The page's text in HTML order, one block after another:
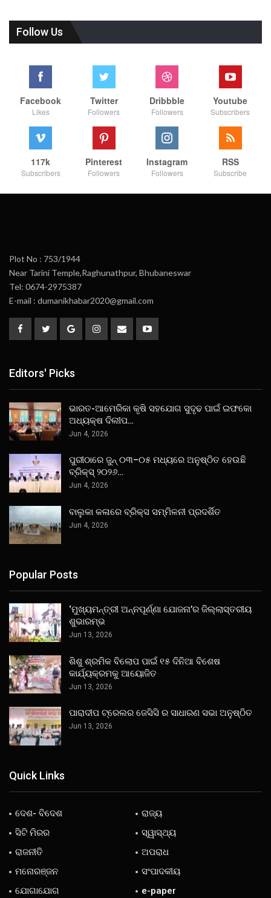
Follow Us
Facebook
Likes
Twitter
Followers
Dribbble
Followers
Youtube
Subscribers
117k
Subscribers
Pinterest
Followers
Instagram
Followers
RSS
Subscribe
Plot No : 753/1944
Near Tarini Temple,Raghunathpur, Bhubaneswar
Tel: 0674-2975387
E-mail : dumanikhabar2020@gmail.com
Editors' Picks
ଭାରତ-ଆମେରିକା କୃଷି ସହଯୋଗ ସୁଦୃଢ ପାଇଁ ଇଫକୋ
ଅଧ୍ୟକ୍ଷ ଦିଲୀପ…
Jun 4, 2026
ପୁରୀଠାରେ ଜୁନ୍ ୦୩–୦୫ ମଧ୍ୟରେ ଅନୁଷ୍ଠିତ ହେଉଛି
ବ୍ରିକ୍ସ୍ ୨୦୨୬…
Jun 4, 2026
ବାଲୁକା କଳାରେ ବ୍ରିକ୍ସ ସମ୍ମିଳନୀ ପ୍ରଦର୍ଶିତ
Jun 4, 2026
Popular Posts
‘ମୁଖ୍ୟମନ୍ତ୍ରୀ ଅନ୍ନପୂର୍ଣ୍ଣା ଯୋଜନା’ର ଜିଲ୍ଲାସ୍ତରୀୟ
ଶୁଭାରମ୍ଭ
Jun 13, 2026
ଶିଶୁ ଶ୍ରମିକ ବିଲୋପ ପାଇଁ ୧୫ ଦିନିଆ ବିଶେଷ
କାର୍ଯ୍ୟକ୍ରମକୁ ଆୟୋଜିତ
Jun 13, 2026
ପାରାଦୀପ ଟ୍ରେଲର ଜେସିସି ର ସାଧାରଣ ସଭା ଅନୁଷ୍ଠିତ
Jun 13, 2026
Quick Links
ଦେଶ- ବିଦେଶ
ରାଜ୍ୟ
ସିଟି ମିରର
ସ୍ୱାସ୍ଥ୍ୟ
ରାଜନୀତି
ଅପରାଧ
ମନୋରଞ୍ଜନ
ସଂପାଦକୀୟ
ଯୋଗାଯୋଗ
e-paper